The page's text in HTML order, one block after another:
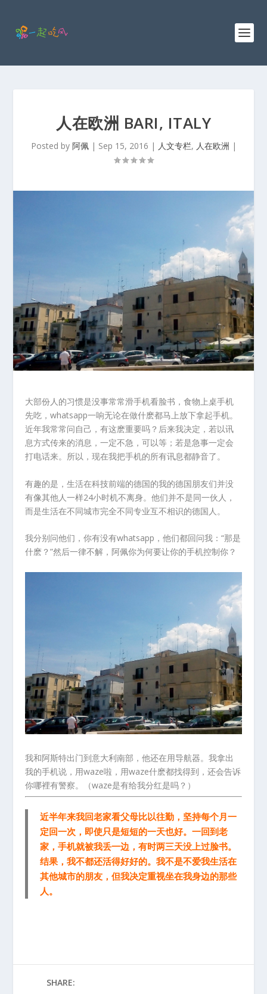
人在欧洲 BARI, ITALY
Posted by 阿佩| Sep 15, 2016 | 人文专栏, 人在欧洲 |
大部份人的习惯是没事常常滑手机看脸书，食物上桌手机
先吃，whatsapp一响无论在做什麽都马上放下拿起手机。
近年我常常问自己，有这麽重要吗？后来我决定，若以讯
息方式传来的消息，一定不急，可以等；若是急事一定会
打电话来。所以，现在我把手机的所有讯息都静音了。
有趣的是，生活在科技前端的德国的我的德国朋友们并没
有像其他人一样24小时机不离身。他们并不是同一伙人，
而是生活在不同城市完全不同专业互不相识的德国人。
我分别问他们，你有没有whatsapp，他们都回问我：“那是
什麽？”然后一律不解，阿佩你为何要让你的手机控制你？
我和阿斯特出门到意大利南部，他还在用导航器。我拿出
我的手机说，用waze啦，用waze什麽都找得到，还会告诉
你哪裡有警察。（waze是有给我分红是吗？）
近半年来我回老家看父母比以往勤，坚持每个月一
定回一次，即使只是短短的一天也好。一回到老
家，手机就被我丢一边，有时两三天没上过脸书。
结果，我不都还活得好好的。我不是不爱我生活在
其他城市的朋友，但我决定重视坐在我身边的那些
人。
SHARE: